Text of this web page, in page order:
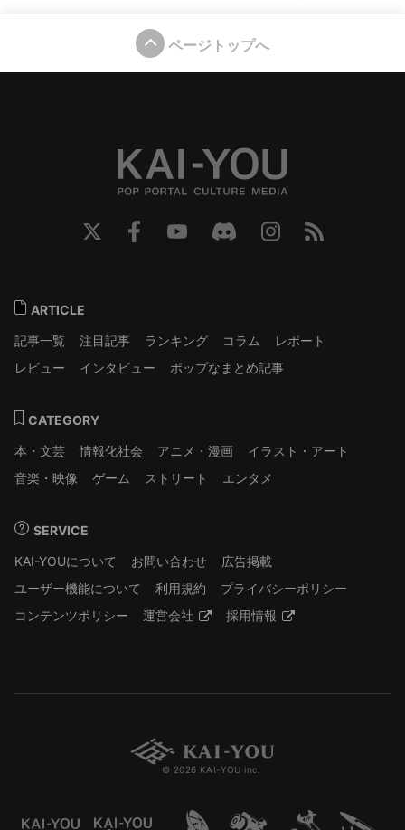
ページトップへ
ARTICLE
記事一覧
注目記事 ランキング コラム
レポート
レビュー
インタビュー ポップなまとめ記事
CATEGORY
本・文芸
情報化社会 アニメ・漫画
イラスト・アート
音楽・映像
ゲーム ストリート エンタメ
SERVICE
KAI-YOUについて
お問い合わせ
広告掲載
ユーザー機能について
利用規約
プライバシーポリシー
コンテンツポリシー
運営会社 採用情報
© 2026 KAI-YOU inc.